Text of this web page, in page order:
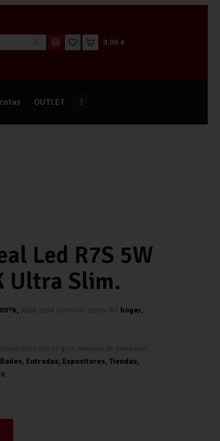
0.00 €
OUTLET
Led R7S 5W
Ultra Slim.
ideal para iluminar zonas del hogar,
con la gran mayoría de lámparas
Entradas, Expositores, Tiendas,